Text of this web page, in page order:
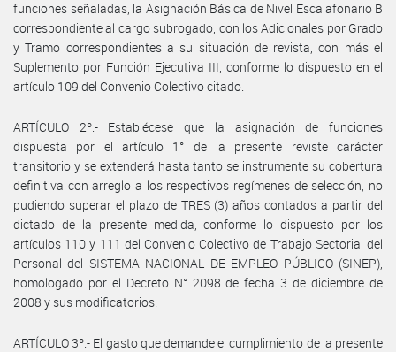
funciones señaladas, la Asignación Básica de Nivel Escalafonario B
correspondiente al cargo subrogado, con los Adicionales por Grado
y Tramo correspondientes a su situación de revista, con más el
Suplemento por Función Ejecutiva III, conforme lo dispuesto en el
artículo 109 del Convenio Colectivo citado.
ARTÍCULO 2º.- Establécese que la asignación de funciones
dispuesta por el artículo 1° de la presente reviste carácter
transitorio y se extenderá hasta tanto se instrumente su cobertura
definitiva con arreglo a los respectivos regímenes de selección, no
pudiendo superar el plazo de TRES (3) años contados a partir del
dictado de la presente medida, conforme lo dispuesto por los
artículos 110 y 111 del Convenio Colectivo de Trabajo Sectorial del
Personal del SISTEMA NACIONAL DE EMPLEO PÚBLICO (SINEP),
homologado por el Decreto N° 2098 de fecha 3 de diciembre de
2008 y sus modificatorios.
ARTÍCULO 3º.- El gasto que demande el cumplimiento de la presente